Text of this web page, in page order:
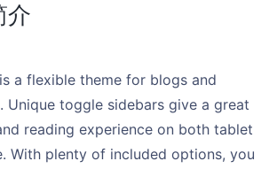
介
a flexible theme for blogs and
Unique toggle sidebars give a great
reading experience on both tablet
With plenty of included options, you